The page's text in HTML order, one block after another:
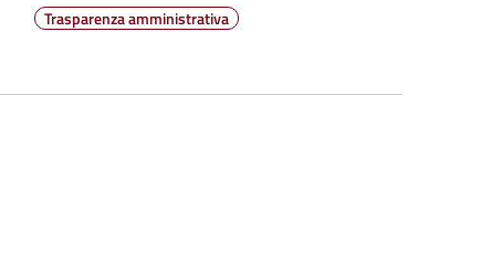
Trasparenza amministrativa